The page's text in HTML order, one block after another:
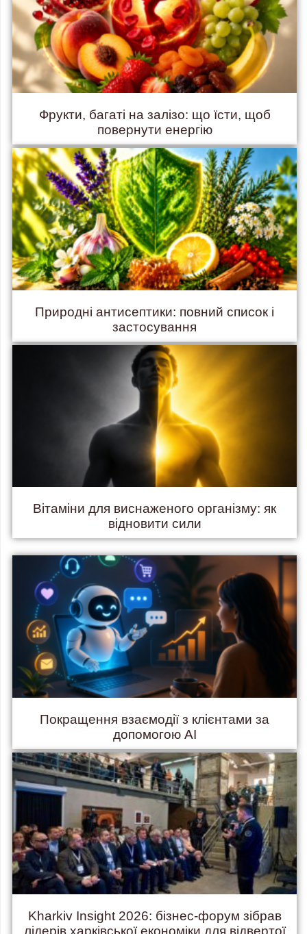
Фрукти, багаті на залізо: що їсти, щоб
повернути енергію
Природні антисептики: повний список і
застосування
Вітаміни для виснаженого організму: як
відновити сили
Покращення взаємодії з клієнтами за
допомогою AI
Kharkiv Insight 2026: бізнес-форум зібрав
лідерів харківської економіки для відвертої